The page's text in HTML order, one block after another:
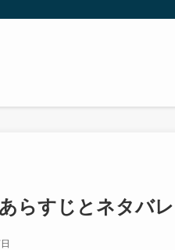
らすじとネタバ